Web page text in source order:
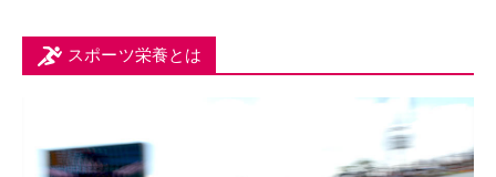
スポーツ栄養とは